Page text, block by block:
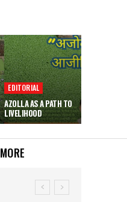
EDITORIAL
AZOLLA AS A PATH TO
LIVELIHOOD
MORE